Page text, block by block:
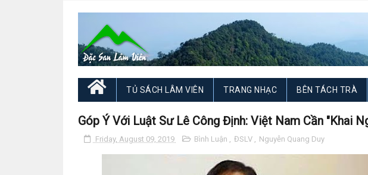
TỦ SÁCH LÂM VIÊN TRANG NHẠC BÊN TÁCH TRÀ
Góp Ý Với Luật Sư Lê Công Định: Việt Nam Cần "Khai
Friday, August 09, 2019 Bình Luận , ĐSLV , Nguyễn Quang Duy